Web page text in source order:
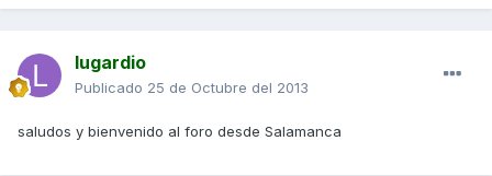
lugardio
Publicado 25 de Octubre del 2013
saludos y bienvenido al foro desde Salamanca